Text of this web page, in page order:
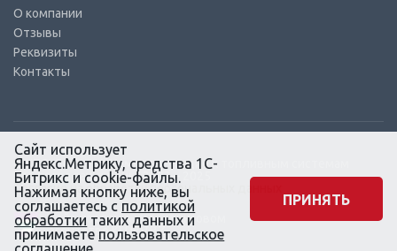
О компании
Отзывы
Реквизиты
Контакты
© КТС-Дизель – Комплектующие к топливным системам
Все права защищены, 2003 – 2025
Согласие на обработку персональных данных
Сайт создан в маркетинговом
агентстве KLUEV.BZ
Сайт использует
Яндекс.Метрику, средства 1С-
Битрикс и cookie-файлы.
Нажимая кнопку ниже, вы
соглашаетесь с политикой
обработки таких данных и
принимаете пользовательское
ПРИНЯТЬ